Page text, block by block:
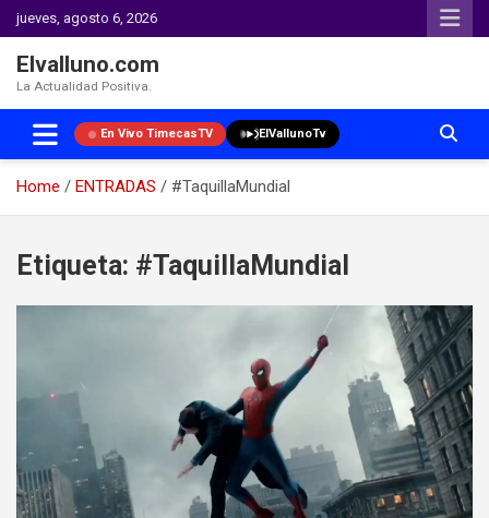
jueves, agosto 6, 2026
Elvalluno.com
La Actualidad Positiva.
En Vivo TimecasTV ElVallunoTv
Home ENTRADAS
#TaquillaMundial
content
Etiqueta: #TaquillaMundial